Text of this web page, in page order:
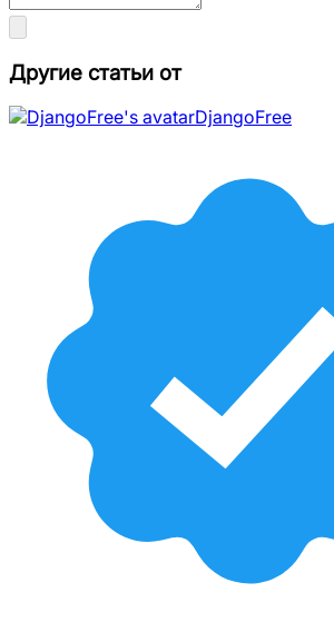
Другие статьи от
DjangoFree